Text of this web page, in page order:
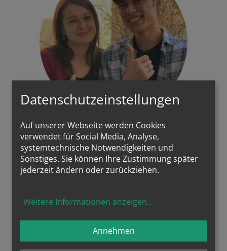
Omid und
Ivana
Omid und Ivana war 2019 eines
unserer ersten Mentoring Paare.
weiterlesen
Datenschutzeinstellungen
Auf unserer Webseite werden Cookies
verwendet für Social Media, Analyse,
systemtechnische Notwendigkeiten und
Sonstiges. Sie können Ihre Zustimmung später
jederzeit ändern oder zurückziehen.
Weitere Informationen anzeigen...
Annehmen